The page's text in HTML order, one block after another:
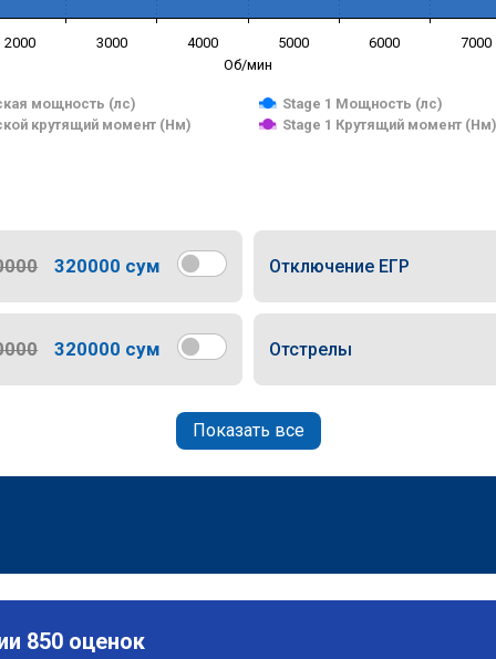
Об/мин
мощность (лс)
Stage 1 Мощность (лс)
крутящий момент (Нм)
Stage 1 Крутящий момент (Нм)
2000 3000 4000 5000 6000 7000
320000 сум Отключение ЕГР
320000 сум Отстрелы
Показать все
850 оценок